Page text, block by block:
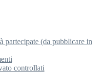
partecipate (da pubblicare in
controllati